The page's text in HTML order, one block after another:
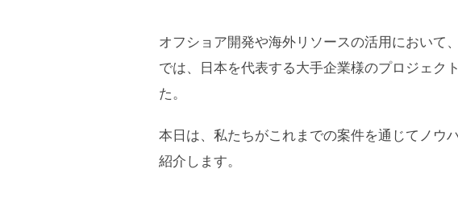
オフショア開発や海外リソースの活用において
では、日本を代表する大手企業様のプロジェク
た。
本日は、私たちがこれまでの案件を通じてノウ
紹介します。